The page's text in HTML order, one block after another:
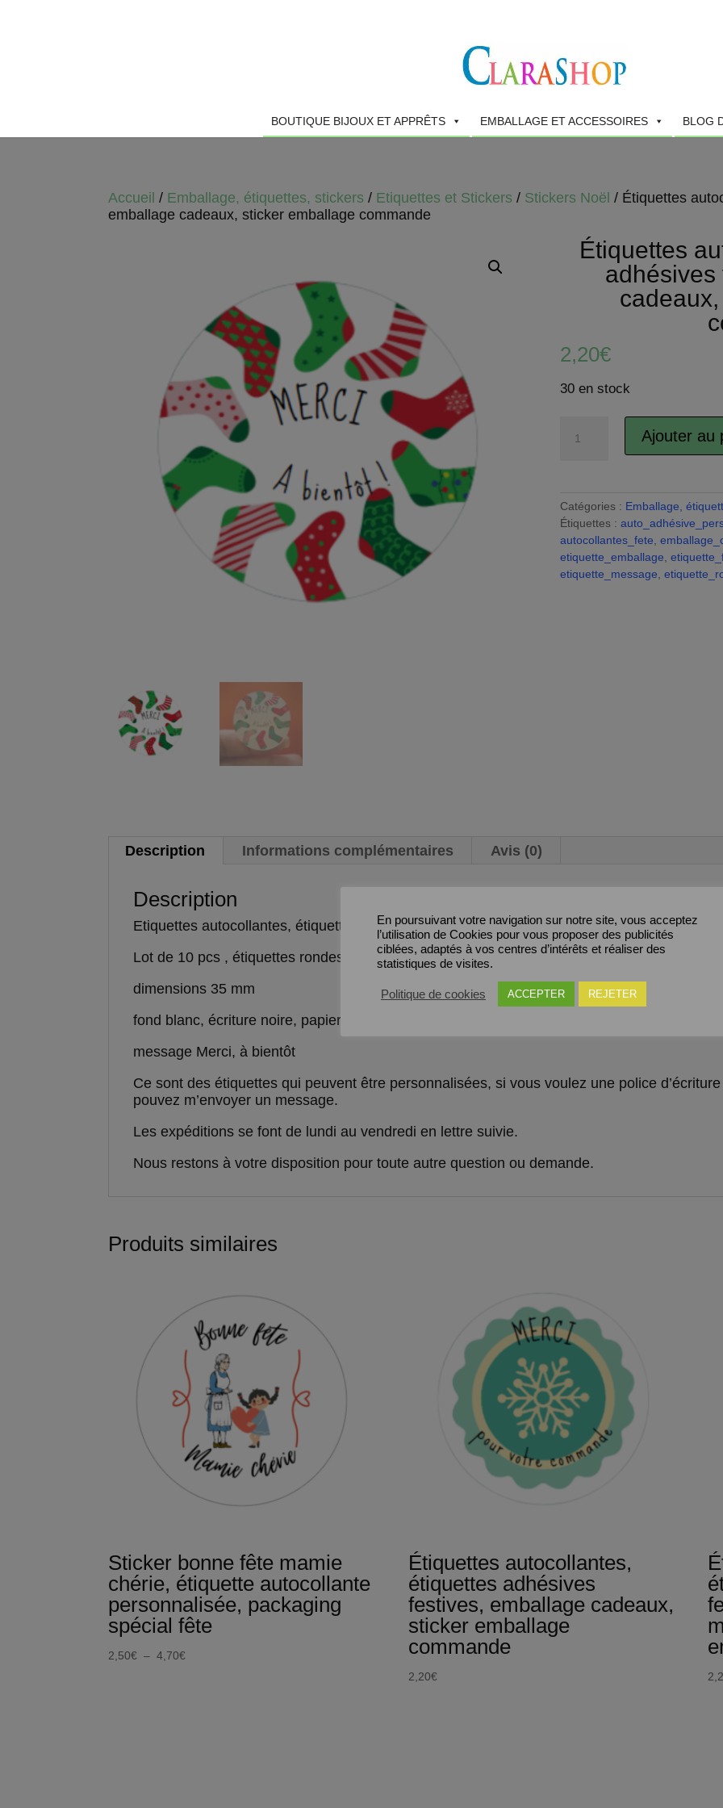
BOUTIQUE BIJOUX ET APPRÊTS EMBALLAGE ET ACCESSOIRES BLOG
Accueil / Emballage, étiquettes, stickers / Etiquettes et Stickers / Stickers Noël / Étiquettes
emballage cadeaux, sticker emballage commande
Étiquettes
adhésives
2,20€
30 en stock
adhésives
festives,
emballage
cadeaux,
sticker
Ajouter au
Catégories : Emballage,
Étiquettes :
autocollantes_fete
etiquette_emballage
etiquette_message
Description Informations complémentaires Avis (0)
Description
Etiquettes autocollantes, étiquettes adhésives festives, emballage cadeaux, emballage
Lot de 10 pcs , étiquettes rondes autocollantes
dimensions 35 mm
fond blanc, écriture noire, papier brillant
message Merci, à bientôt
Ce sont des étiquettes qui peuvent être personnalisées, si vous voulez une police
pouvez m’envoyer un message.
Les expéditions se font de lundi au vendredi en lettre suivie.
Nous restons à votre disposition pour toute autre question ou demande.
Produits similaires
Sticker bonne fête mamie
chérie, étiquette autocollante
personnalisée, packaging
spécial fête
2,50€ – 4,70€
Étiquettes autocollantes,
étiquettes adhésives
festives, emballage cadeaux,
sticker emballage
commande
2,20€
En poursuivant votre navigation sur notre site, vous acceptez
l’utilisation de Cookies pour vous proposer des publicités
ciblées, adaptés à vos centres d’intérêts et réaliser des
statistiques de visites.
Politique de cookies ACCEPTER REJETER